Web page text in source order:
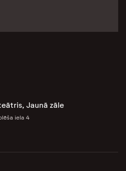
Jaunā zāle
iela 4